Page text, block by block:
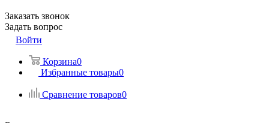
Заказать звонок
Задать вопрос
Войти
Корзина0
Избранные товары0
Сравнение товаров0